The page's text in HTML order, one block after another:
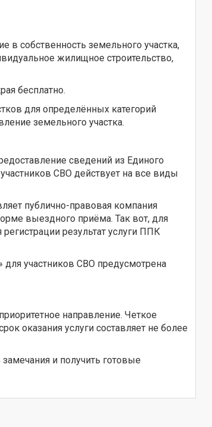
собственность земельного участка,
жилищное строительство,
бесплатно.
для определённых категорий
земельного участка.
сведений из Единого
СВО действует на все виды
публично-правовая компания
выездного приёма. Так вот, для
результат услуги ППК
для участников СВО предусмотрена
направление. Четкое
оказания услуги составляет не более
и получить готовые